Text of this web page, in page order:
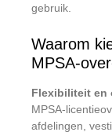
gebruik.
Waarom
MPSA-
Flexibiliteit en
MPSA-
afdelingen,